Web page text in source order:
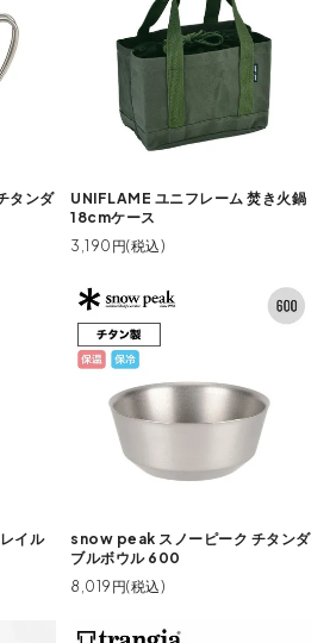
タンダ
UNIFLAME ユニフレーム 焚き火鍋
18cmケース
3,190円(税込)
イル
snow peak スノーピーク チタンダ
ブルボウル 600
8,019円(税込)